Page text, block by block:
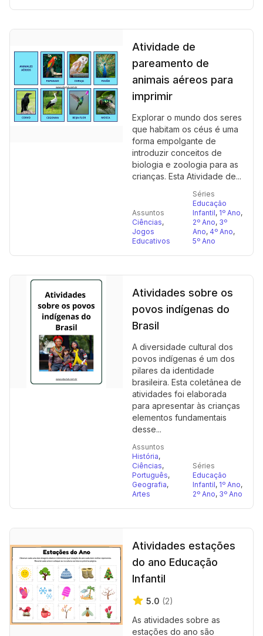
Atividade de
pareamento de
animais aéreos para
imprimir
Explorar o mundo dos seres
que habitam os céus é uma
forma empolgante de
introduzir conceitos de
biologia e zoologia para as
crianças. Esta Atividade de...
Assuntos
Ciências,
Jogos
Educativos
Séries
Educação
Infantil, 1º Ano,
2º Ano, 3º
Ano, 4º Ano,
5º Ano
Atividades sobre os
povos indígenas do
Brasil
A diversidade cultural dos
povos indígenas é um dos
pilares da identidade
brasileira. Esta coletânea de
atividades foi elaborada
para apresentar às crianças
elementos fundamentais
desse...
Assuntos
História,
Ciências,
Português,
Geografia,
Artes
Séries
Educação
Infantil, 1º Ano,
2º Ano, 3º Ano
Atividades estações
do ano Educação
Infantil
5.0 (2)
As atividades sobre as
estações do ano são